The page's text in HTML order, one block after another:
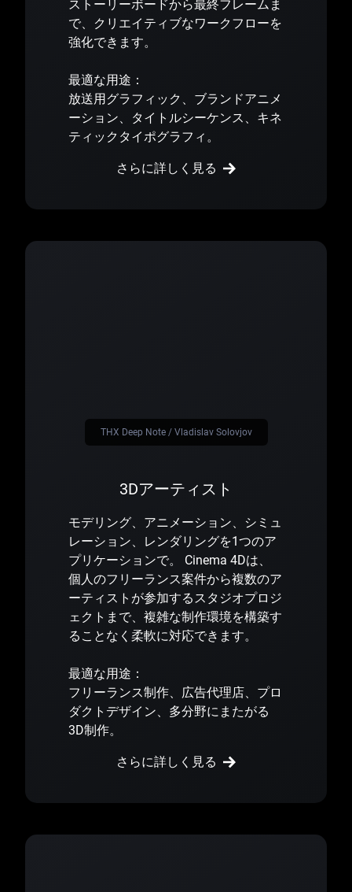
ストーリーボードから最終フレームま
で、クリエイティブなワークフローを
強化できます。
最適な用途：
放送用グラフィック、ブランドアニメ
ーション、タイトルシーケンス、キネ
ティックタイポグラフィ。
さらに詳しく見る
3Dアーティスト
モデリング、アニメーション、シミュ
レーション、レンダリングを1つのア
プリケーションで。 Cinema 4Dは、
個人のフリーランス案件から複数のア
ーティストが参加するスタジオプロジ
ェクトまで、複雑な制作環境を構築す
ることなく柔軟に対応できます。
最適な用途：
フリーランス制作、広告代理店、プロ
ダクトデザイン、多分野にまたがる
3D制作。
さらに詳しく見る
THX Deep Note / Vladislav Solovjov